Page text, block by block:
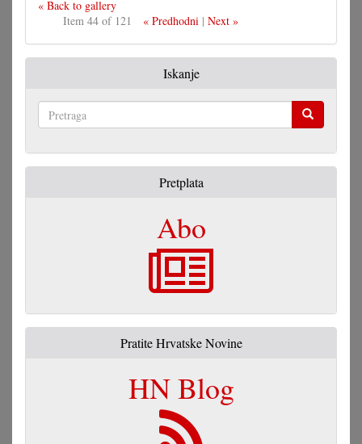
« Back to gallery
Item 44 of 121
« Predhodni| Next »
Iskanje
Pretplata
Abo
Pratite Hrvatske Novine
HN Blog